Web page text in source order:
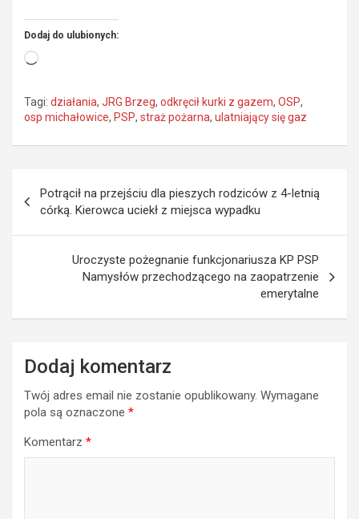
Dodaj do ulubionych:
Wczytywanie…
Tagi: działania, JRG Brzeg, odkręcił kurki z gazem, OSP,
osp michałowice, PSP, straż pożarna, ulatniający się gaz
wpisu
Potrącił na przejściu dla pieszych rodziców z 4-letnią
córką. Kierowca uciekł z miejsca wypadku
Uroczyste pożegnanie funkcjonariusza KP PSP
Namysłów przechodzącego na zaopatrzenie
emerytalne
Dodaj komentarz
Twój adres email nie zostanie opublikowany. Wymagane
pola są oznaczone *
Komentarz *